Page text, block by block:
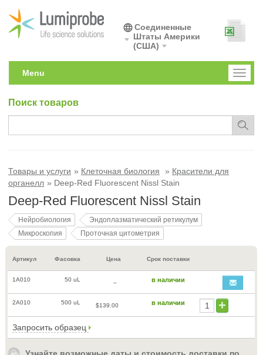
Соединенные
Штаты Америки
(США)
Toggle
Menu
Поиск товаров
Товары и услуги Клеточная биология
Красители для
органелл
Deep-Red Fluorescent Nissl Stain
Deep-Red Fluorescent Nissl Stain
Нейробиология
Эндоплазматический ретикулум
Микроскопия
Проточная цитометрия
Артикул Фасовка Цена Срок поставки
1A010 50 uL – в наличии
2A010 500 uL $139.00 в наличии
Запросить образец
Узнайте возможные даты и стоимость доставки по